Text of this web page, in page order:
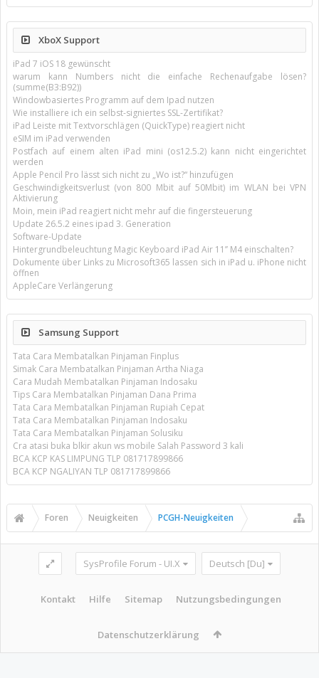
XboX Support
iPad 7 iOS 18 gewünscht
warum kann Numbers nicht die einfache Rechenaufgabe lösen?
(summe(B3:B92))
Windowbasiertes Programm auf dem Ipad nutzen
Wie installiere ich ein selbst-signiertes SSL-Zertifikat?
iPad Leiste mit Textvorschlägen (QuickType) reagiert nicht
eSIM im iPad verwenden
Postfach auf einem alten iPad mini (os12.5.2) kann nicht eingerichtet
werden
Apple Pencil Pro lässt sich nicht zu „Wo ist?“ hinzufügen
Geschwindigkeitsverlust (von 800 Mbit auf 50Mbit) im WLAN bei VPN
Aktivierung
Moin, mein iPad reagiert nicht mehr auf die fingersteuerung
Update 26.5.2 eines ipad 3. Generation
Software-Update
Hintergrundbeleuchtung Magic Keyboard iPad Air 11’’ M4 einschalten?
Dokumente über Links zu Microsoft365 lassen sich in iPad u. iPhone nicht
öffnen
AppleCare Verlängerung
Samsung Support
Tata Cara Membatalkan Pinjaman Finplus
Simak Cara Membatalkan Pinjaman Artha Niaga
Cara Mudah Membatalkan Pinjaman Indosaku
Tips Cara Membatalkan Pinjaman Dana Prima
Tata Cara Membatalkan Pinjaman Rupiah Cepat
Tata Cara Membatalkan Pinjaman Indosaku
Tata Cara Membatalkan Pinjaman Solusiku
Cra atasi buka blkir akun ws mobile Salah Password 3 kali
BCA KCP KAS LIMPUNG TLP 081717899866
BCA KCP NGALIYAN TLP 081717899866
Foren Neuigkeiten PCGH-Neuigkeiten
SysProfile Forum - UI.X Deutsch [Du]
Kontakt Hilfe Sitemap Nutzungsbedingungen
Datenschutzerklärung